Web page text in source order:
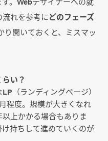
れを参考にどのフェーズ
り聞いておくと、ミスマッ
い？
（ランディングページ）
程度。規模が大きくなれ
上かかる場合もありま
持ちして進めていくのが